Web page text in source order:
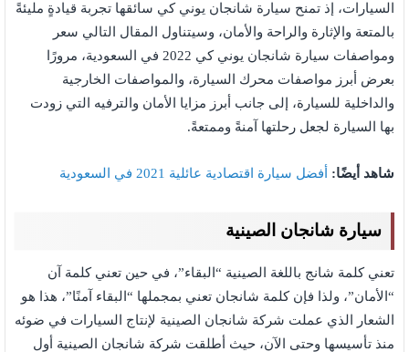
السيارات، إذ تمنح سيارة شانجان يوني كي سائقها تجربة قيادةٍ مليئةً
بالمتعة والإثارة والراحة والأمان، وسيتناول المقال التالي سعر
ومواصفات سيارة شانجان يوني كي 2022 في السعودية، مرورًا
بعرض أبرز مواصفات محرك السيارة، والمواصفات الخارجية
والداخلية للسيارة، إلى جانب أبرز مزايا الأمان والترفيه التي زودت
بها السيارة لجعل رحلتها آمنةً وممتعةً.
شاهد أيضًا: أفضل سيارة اقتصادية عائلية 2021 في السعودية
سيارة شانجان الصينية
تعني كلمة شانج باللغة الصينية “البقاء”، في حين تعني كلمة آن
“الأمان”، ولذا فإن كلمة شانجان تعني بمجملها “البقاء آمنًا”، هذا هو
الشعار الذي عملت شركة شانجان الصينية لإنتاج السيارات في ضوئه
منذ تأسيسها وحتى الآن، حيث أطلقت شركة شانجان الصينية أول